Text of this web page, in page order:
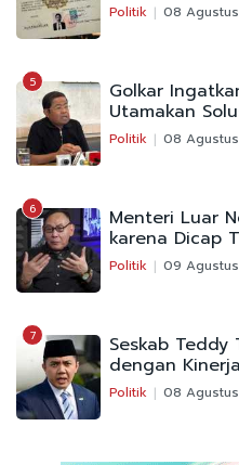
Politik 08
5 Golkar
Utamakan
Politik 08
6 Menteri Luar
karena Dicap
Politik 09
7 Seskab Teddy
dengan
Politik 08